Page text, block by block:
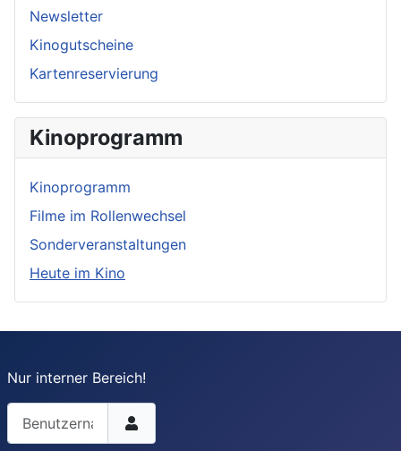
Newsletter
Kinogutscheine
Kartenreservierung
Kinoprogramm
Kinoprogramm
Filme im Rollenwechsel
Sonderveranstaltungen
Heute im Kino
Nur interner Bereich!